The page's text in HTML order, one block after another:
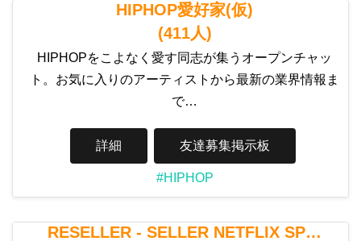
HIPHOP愛好家(仮)
(411人)
HIPHOPをこよなく愛す同志が集うオープンチャッ
ト。お気に入りのアーティストから最新の業界情報ま
で…
詳細 友達募集掲示板
#HIPHOP
RESELLER - SELLER NETFLIX SP…